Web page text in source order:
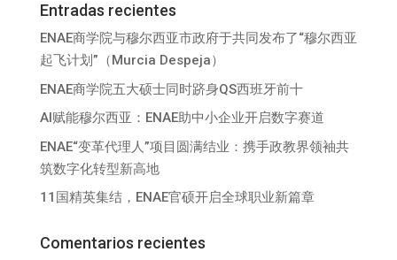
Entradas recientes
ENAE商学院与穆尔西亚市政府于共同发布了“穆尔西亚
起飞计划”（Murcia Despeja）
ENAE商学院五大硕士同时跻身QS西班牙前十
AI赋能穆尔西亚：ENAE助中小企业开启数字赛道
ENAE“变革代理人”项目圆满结业：携手政教界领袖共
筑数字化转型新高地
11国精英集结，ENAE官硕开启全球职业新篇章
Comentarios recientes